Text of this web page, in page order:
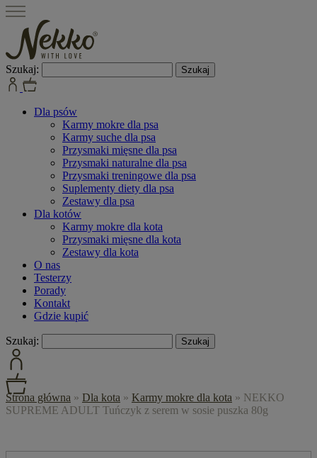
Szukaj:
Dla psów
Karmy mokre dla psa
Karmy suche dla psa
Przysmaki mięsne dla psa
Przysmaki naturalne dla psa
Przysmaki treningowe dla psa
Suplementy diety dla psa
Zestawy dla psa
Dla kotów
Karmy mokre dla kota
Przysmaki mięsne dla kota
Zestawy dla kota
O nas
Testerzy
Porady
Kontakt
Gdzie kupić
Szukaj:
Strona główna » Dla kota » Karmy mokre dla kota » NEKKO
SUPREME ADULT Tuńczyk z serem w sosie puszka 80g